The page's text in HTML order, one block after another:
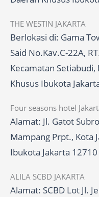
THE WESTIN JAKARTA
Berlokasi di: Gama
Said No.Kav.C-22A,
Kecamatan Setiabudi,
Khusus Ibukota
Four seasons hotel
Alamat: Jl. Gatot
Mampang Prpt., Kota
Ibukota Jakarta 12710
ALILA SCBD JAKARTA
Alamat: SCBD Lot Jl.